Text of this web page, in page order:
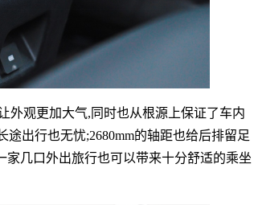
外观更加大气,同时也从根源上保证了车内
出行也无忧;2680mm的轴距也给后排留足
几口外出旅行也可以带来十分舒适的乘坐